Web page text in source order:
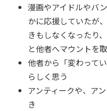
漫画やアイドルやバ
かに応援していたが
きもしなくなったり
と他者へマウントを
他者から「変わって
らしく思う
アンティークや、ア
き